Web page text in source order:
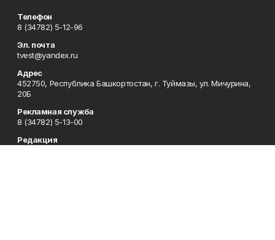
Телефон
8 (34782) 5-12-96
Эл. почта
tvest@yandex.ru
Адрес
452750, Республика Башкортостан, г. Туймазы, ул. Мичурина,
20Б
Рекламная служба
8 (34782) 5-13-00
Редакция